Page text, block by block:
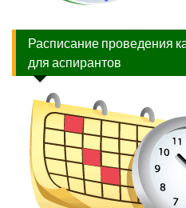
Расписание проведения
для аспирантов